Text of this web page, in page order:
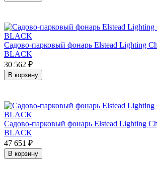
Садово-парковый фонарь Elstead Lighting
BLACK
30 562 ₽
В корзину
Садово-парковый фонарь Elstead Lighting
BLACK
47 651 ₽
В корзину